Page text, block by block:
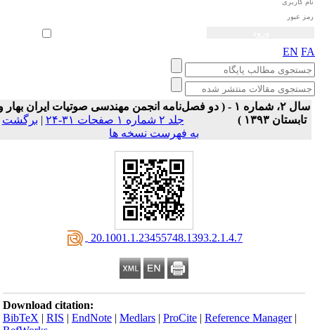
ورود خودکار
EN
سال ۲، شماره ۱ - ( دو فصل‌نامه انجمن مهندسی صوتیات ايران بهار و
تابستان ۱۳۹۳ )
جلد ۲ شماره ۱ صفحات ۳۱-۲۴ | برگشت
به فهرست نسخه ها
‎ 20.1001.1.23455748.1393.2.1.4.7
Download citation:
BibTeX |RIS |EndNote |Medlars |ProCite |Reference Manager